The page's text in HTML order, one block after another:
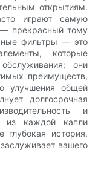
открытиям.
играют самую
прекрасный тому
фильтры — это
которые
они
преимуществ,
улучшения общей
долгосрочная
и
из каждой капли
история,
вашего